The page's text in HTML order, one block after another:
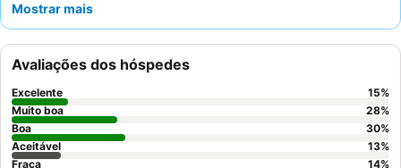
partilhadas, juntamente com um frigorífico em cada quarto,
gerir o seu orçamento de forma eficaz. Embora a comunicação
dostaffpossa ser inconsistente, a
quartos, que incluem camas de casal confortáveis, são
frequentemente elogiadas. Para uma experiência mais tranquila,
os hóspedes podem considerar solicitar um quarto virado para
longe das áreas comuns para minimizar o ruído.
Mostrar mais
Avaliações dos hóspedes
Excelente 15%
Muito boa
28%
Boa
30%
Aceitável
13%
Fraca
14%